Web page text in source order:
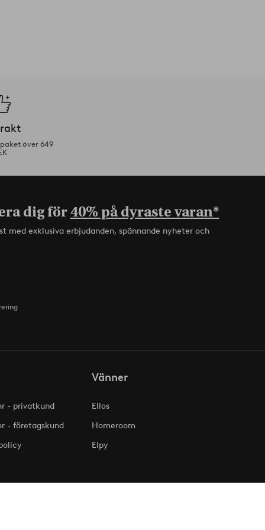
över 649
dig för40% på dyraste varan*
med exklusiva erbjudanden, spännande nyheter och
- privatkund
- företagskund
Vänner
Ellos
Homeroom
Elpy